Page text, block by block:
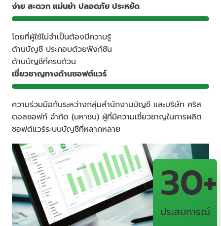
ประสบการณ์
30+
ง่าย สะดวก แม่นยำ ปลอดภัย ประหยัด
โดยที่ผู้ใช้ไม่จำเป็นต้องมีความรู้
ด้านบัญชี ประกอบด้วยฟังก์ชัน
ด้านบัญชีที่ครบถ้วน
เชี่ยวชาญทางด้านซอฟต์แวร์
ความร่วมมือกันระหว่างกลุ่มสำนักงานบัญชี และบริษัท คริส
ตอลซอฟท์ จำกัด (มหาชน) ผู้ที่มีความเชี่ยวชาญในการผลิต
ซอฟต์แวร์ระบบบัญชีที่หลากหลาย